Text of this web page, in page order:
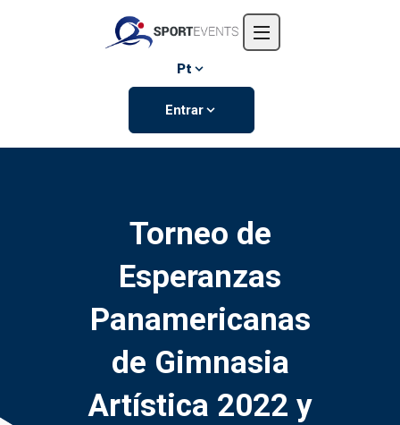
Eventos
Pt
Entrar
Torneo de
Esperanzas
Panamericanas
de Gimnasia
Artística 2022 y